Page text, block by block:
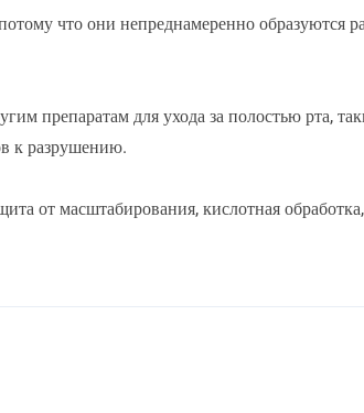
что они непреднамеренно
препаратам для ухода за полостью рта,
к разрушению.
от масштабирования, кислотная